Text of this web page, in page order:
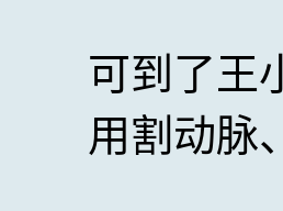
可到了王
用割动脉